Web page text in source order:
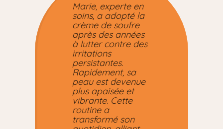
Marie, experte en
soins, a adopté la
crème de soufre
après des années
à lutter contre des
irritations
persistantes.
Rapidement, sa
peau est devenue
plus apaisée et
vibrante. Cette
routine a
transformé son